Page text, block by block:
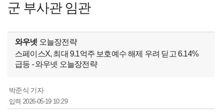
군 부사관 임관
와우넷 오늘장전략
스페이스X, 최대 9.1억주 보호예수 해제 우려 딛고 6.14%
급등 - 와우넷 오늘장전략
박준식 기자
입력2026-05-19 10:29